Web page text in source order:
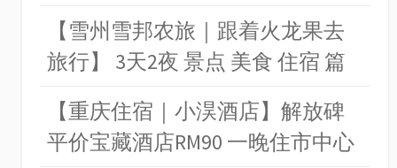
【雪州雪邦农旅｜跟着火龙果去
旅行】 3天2夜 景点 美食 住宿 篇
【重庆住宿｜小淏酒店】解放碑
平价宝藏酒店RM90 一晚住市中心